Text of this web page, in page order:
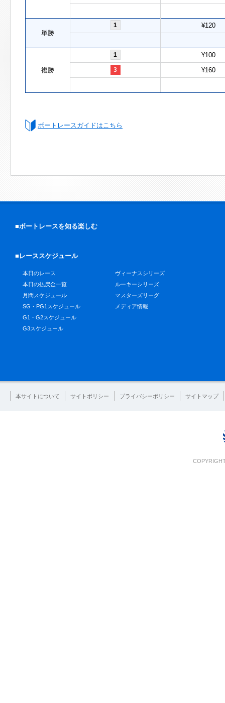
単勝
1 ¥120
複勝
1 ¥100
3 ¥160
ボートレースガイドはこちら
■ボートレースを知る楽しむ
■レーススケジュール
本日のレース
本日の払戻金一覧
月間スケジュール
SG・PG1スケジュール
G1・G2スケジュール
G3スケジュール
ヴィーナスシリーズ
ルーキーシリーズ
マスターズリーグ
メディア情報
本サイトについて サイトポリシー プライバシーポリシー サイトマップ